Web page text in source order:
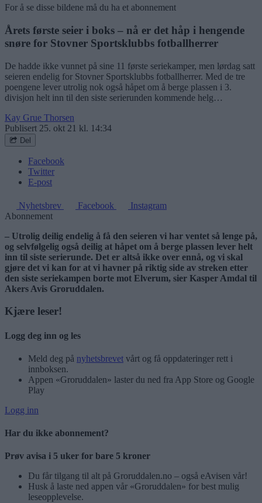
For å se disse bildene må du ha et abonnement
Årets første seier i boks – nå er det håp i hengende
snøre for Stovner Sportsklubbs fotballherrer
De hadde ikke vunnet på sine 11 første seriekamper, men lørdag satt
seieren endelig for Stovner Sportsklubbs fotballherrer. Med de tre
poengene lever utrolig nok også håpet om å berge plassen i 3.
divisjon helt inn til den siste serierunden kommende helg…
Kay Grue Thorsen
Publisert 25. okt 21 kl. 14:34
Del
Facebook
Twitter
E-post
Nyhetsbrev Facebook
Instagram
Abonnement
– Utrolig deilig endelig å få den seieren vi har ventet så lenge på,
og selvfølgelig også deilig at håpet om å berge plassen lever helt
inn til siste serierunde. Det er altså ikke over ennå, og vi skal
gjøre det vi kan for at vi havner på riktig side av streken etter
den siste seriekampen borte mot Elverum, sier Kasper Amdal til
Akers Avis Groruddalen.
Kjære leser!
Logg deg inn og les
Meld deg på nyhetsbrevet vårt og få oppdateringer rett i
innboksen.
Appen «Groruddalen» laster du ned fra App Store og Google
Play
Logg inn
Har du ikke abonnement?
Prøv avisa i 5 uker for bare 5 kroner
Du får tilgang til alt på Groruddalen.no – også eAvisen vår!
Husk å laste ned appen vår «Groruddalen» for best mulig
leseopplevelse.